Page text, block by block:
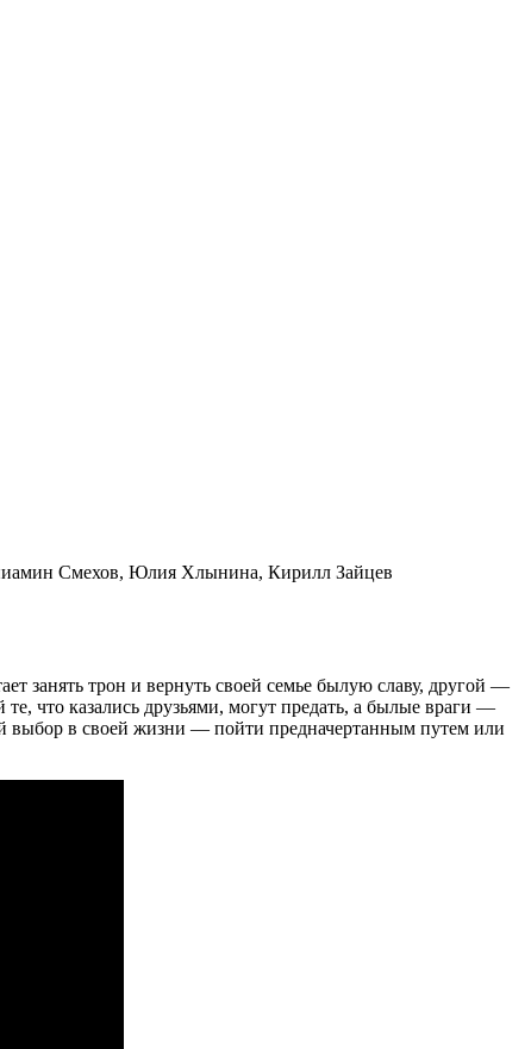
Смехов, Юлия Хлынина, Кирилл Зайцев
занять трон и вернуть своей семье былую славу, другой —
что казались друзьями, могут предать, а былые враги —
выбор в своей жизни — пойти предначертанным путем или